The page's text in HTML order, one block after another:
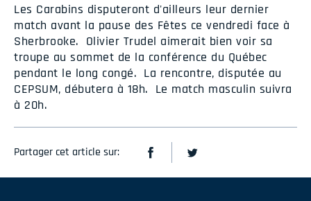
Les Carabins disputeront d'ailleurs leur dernier
match avant la pause des Fêtes ce vendredi face à
Sherbrooke. Olivier Trudel aimerait bien voir sa
troupe au sommet de la conférence du Québec
pendant le long congé. La rencontre, disputée au
CEPSUM, débutera à 18h. Le match masculin suivra
à 20h.
Partager cet article sur: